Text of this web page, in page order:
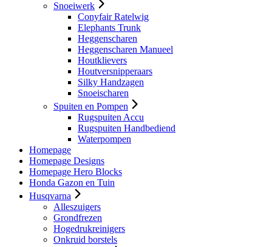
Snoeiwerk
Conyfair Ratelwig
Elephants Trunk
Heggenscharen
Heggenscharen Manueel
Houtklievers
Houtversnipperaars
Silky Handzagen
Snoeischaren
Spuiten en Pompen
Rugspuiten Accu
Rugspuiten Handbediend
Waterpompen
Homepage
Homepage Designs
Homepage Hero Blocks
Honda Gazon en Tuin
Husqvarna
Alleszuigers
Grondfrezen
Hogedrukreinigers
Onkruid borstels